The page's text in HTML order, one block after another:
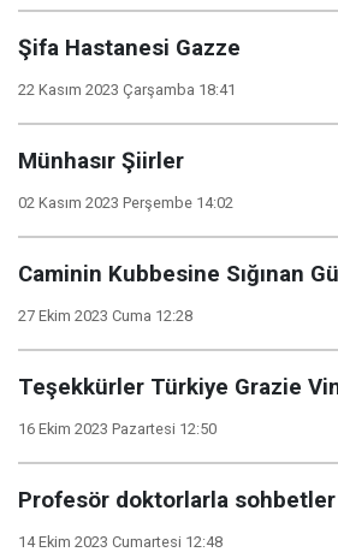
Şifa Hastanesi Gazze
22 Kasım 2023 Çarşamba 18:41
Münhasır Şiirler
02 Kasım 2023 Perşembe 14:02
Caminin Kubbesine Sığınan
27 Ekim 2023 Cuma 12:28
Teşekkürler Türkiye Grazie
16 Ekim 2023 Pazartesi 12:50
Profesör doktorlarla
14 Ekim 2023 Cumartesi 12:48